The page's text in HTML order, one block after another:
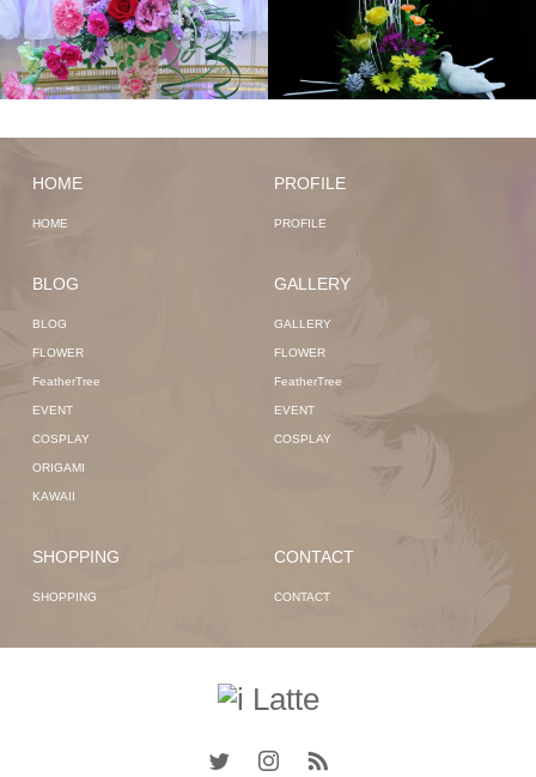
HOME
HOME
PROFILE
PROFILE
BLOG
BLOG
FLOWER
FeatherTree
EVENT
COSPLAY
ORIGAMI
KAWAII
GALLERY
GALLERY
FLOWER
FeatherTree
EVENT
COSPLAY
SHOPPING
SHOPPING
CONTACT
CONTACT